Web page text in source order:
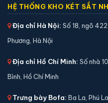
Két sắt mini Liberty
🔒 Khoá:
Khóa điện tử
🛡️ Bảo hành:24 tháng
4,290,000 đ
Xem chi tiết →
HỆ THỐNG KHO KÉT SẮT
Địa chỉ Hà Nội: Số 18, ngõ
Phương, Hà Nội
Địa chỉ Hồ Chí Minh: Số nhà
Bình, Hồ Chí Minh
Trưng bày Bofa: Ba La, Phú